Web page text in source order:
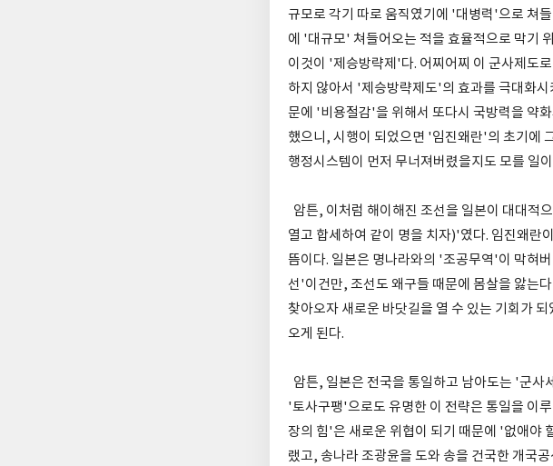
규모로 각기 따로 움직였기에 '대병력'으로 쳐
에 '대규모' 쳐들어오는 적을 효율적으로 막기
이것이 '제승방략제'다. 어찌어찌 이 군사제도
하지 않아서 '제승방략제도'의 효과를 극대화
문에 '비용절감'을 위해서 또다시 국방력을 약
했으니, 시행이 되었으면 '임진왜란'의 초기에
행정시스템이 먼저 무너져버렸을지도 모를 일
암튼, 이처럼 해이해진 조선을 일본이 대대적
열고 합세하여 같이 명을 치자)'였다. 임진왜란
뜸이다. 일본은 명나라와의 '조공무역'이 막혀
선'이건만, 조선도 왜구들 때문에 몸살을 앓는
찾아오자 새로운 바닷길을 열 수 있는 기회가
오게 된다.
암튼, 일본은 전국을 통일하고 남아도는 '군사
'토사구팽'으로도 유명한 이 전략은 통일을 이
장의 힘'은 새로운 위협이 되기 때문에 '없애야
랬고, 송나라 조광윤을 도와 송을 건국한 개국